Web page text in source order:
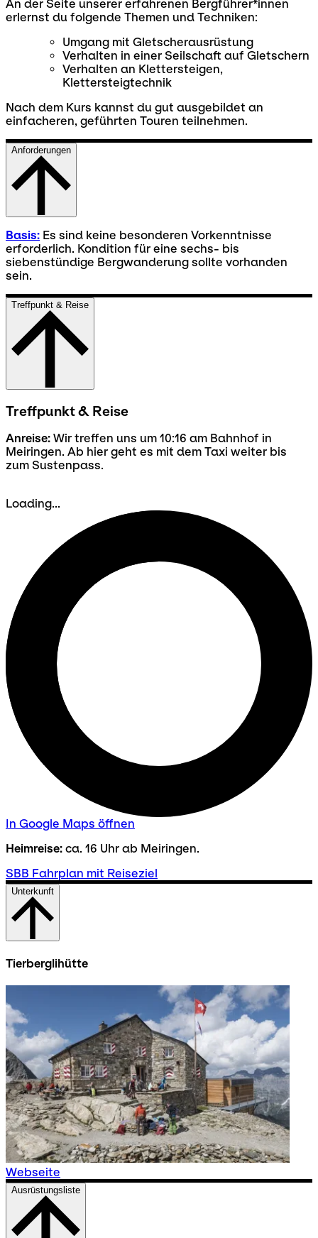
An der Seite unserer erfahrenen Bergführer*innen
erlernst du folgende Themen und Techniken:
Umgang mit Gletscherausrüstung
Verhalten in einer Seilschaft auf Gletschern
Verhalten an Klettersteigen,
Klettersteigtechnik
Nach dem Kurs kannst du gut ausgebildet an
einfacheren, geführten Touren teilnehmen.
Anforderungen
Basis: Es sind keine besonderen Vorkenntnisse
erforderlich. Kondition für eine sechs- bis
siebenstündige Bergwanderung sollte vorhanden
sein.
Treffpunkt & Reise
Treffpunkt & Reise
Anreise: Wir treffen uns um 10:16 am Bahnhof in
Meiringen. Ab hier geht es mit dem Taxi weiter bis
zum Sustenpass.
Loading...
In Google Maps öffnen
Heimreise: ca. 16 Uhr ab Meiringen.
SBB Fahrplan mit Reiseziel
Unterkunft
Tierberglihütte
Webseite
Ausrüstungsliste